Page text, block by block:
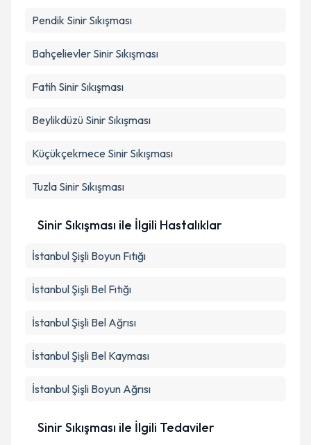
Pendik Sinir Sıkışması
Bahçelievler Sinir Sıkışması
Fatih Sinir Sıkışması
Beylikdüzü Sinir Sıkışması
Küçükçekmece Sinir Sıkışması
Tuzla Sinir Sıkışması
Sinir Sıkışması ile İlgili Hastalıklar
İstanbul Şişli Boyun Fıtığı
İstanbul Şişli Bel Fıtığı
İstanbul Şişli Bel Ağrısı
İstanbul Şişli Bel Kayması
İstanbul Şişli Boyun Ağrısı
Sinir Sıkışması ile İlgili Tedaviler